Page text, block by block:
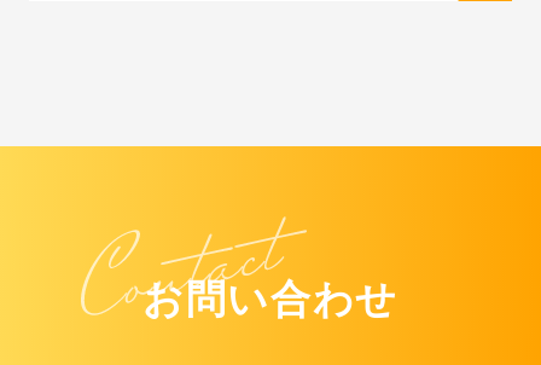
お問い合わせ